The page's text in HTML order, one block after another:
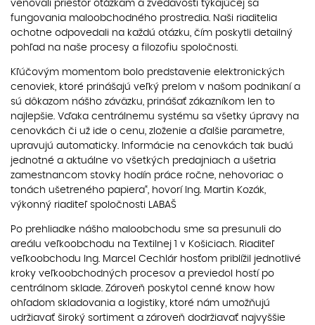
venovali priestor otázkam a zvedavosti týkajúcej sa
fungovania maloobchodného prostredia. Naši riaditelia
ochotne odpovedali na každú otázku, čím poskytli detailný
pohľad na naše procesy a filozofiu spoločnosti.
Kľúčovým momentom bolo predstavenie elektronických
cenoviek, ktoré prinášajú veľký prelom v našom podnikaní a
sú dôkazom nášho záväzku, prinášať zákazníkom len to
najlepšie. Vďaka centrálnemu systému sa všetky úpravy na
cenovkách či už ide o cenu, zloženie a ďalšie parametre,
upravujú automaticky. Informácie na cenovkách tak budú
jednotné a aktuálne vo všetkých predajniach a ušetria
zamestnancom stovky hodín práce ročne, nehovoriac o
tonách ušetreného papiera“, hovorí Ing. Martin Kozák,
výkonný riaditeľ spoločnosti LABAŠ
Po prehliadke nášho maloobchodu sme sa presunuli do
areálu veľkoobchodu na Textilnej 1 v Košiciach. Riaditeľ
veľkoobchodu Ing. Marcel Cechlár hosťom priblížil jednotlivé
kroky veľkoobchodných procesov a previedol hostí po
centrálnom sklade. Zároveň poskytol cenné know how
ohľadom skladovania a logistiky, ktoré nám umožňujú
udržiavať široký sortiment a zároveň dodržiavať najvyššie